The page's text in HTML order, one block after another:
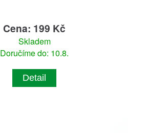
Cena: 199 Kč
Skladem
Doručíme do: 10.8.
Detail